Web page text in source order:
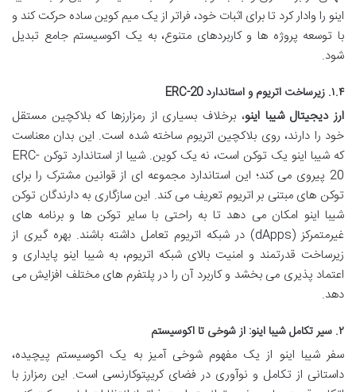
اینو را وادار کرد تا برای اثبات خود، فراتر از یک میم کوین ساده حرکت کند و
با توسعه پروژه ها و کاربردهای متنوع، به یک اکوسیستم جامع تبدیل
شود.
۱.۴. زیرساخت اتریوم و استاندارد ERC-20
ارز دیجیتال شیبا اینو، برخلاف بسیاری از رمزارزها که بلاکچین مستقل
خود را دارند، روی بلاکچین اتریوم ساخته شده است. این بدان معناست
که شیبا اینو یک توکن است، نه یک کوین. شیبا از استاندارد توکن ERC-
20 پیروی می کند؛ این استاندارد مجموعه ای از قوانین مشترک را برای
توکن های مبتنی بر اتریوم تعریف می کند. این سازگاری به دارندگان توکن
شیبا اینو امکان می دهد تا به راحتی با سایر توکن ها و برنامه های
غیرمتمرکز (dApps) در شبکه اتریوم تعامل داشته باشند. بهره گیری از
زیرساخت قدرتمند و امنیت بالای شبکه اتریوم، به شیبا اینو پایداری و
اعتماد پذیری می بخشد و کاربرد آن را در پلتفرم های مختلف افزایش می
دهد.
۲. سیر تکامل شیبا اینو: از شوخی تا اکوسیستم
سفر شیبا اینو از یک مفهوم شوخی آمیز به یک اکوسیستم پیچیده،
داستانی از تکامل و نوآوری در فضای کریپتوکارنسی است. این رمزارز با